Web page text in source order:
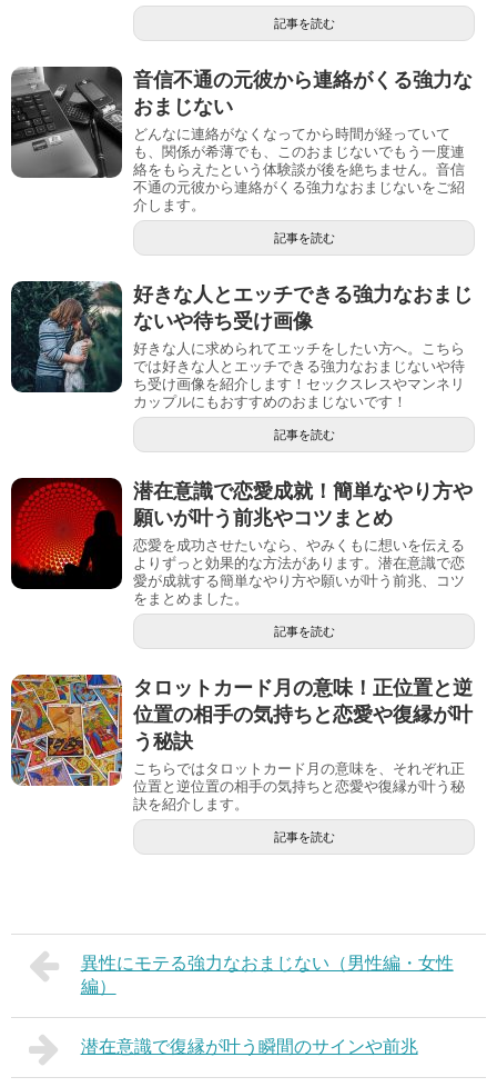
記事を読む
音信不通の元彼から連絡がくる強力な
おまじない
どんなに連絡がなくなってから時間が経っていて
も、関係が希薄でも、このおまじないでもう一度連
絡をもらえたという体験談が後を絶ちません。音信
不通の元彼から連絡がくる強力なおまじないをご紹
介します。
記事を読む
好きな人とエッチできる強力なおまじ
ないや待ち受け画像
好きな人に求められてエッチをしたい方へ。こちら
では好きな人とエッチできる強力なおまじないや待
ち受け画像を紹介します！セックスレスやマンネリ
カップルにもおすすめのおまじないです！
記事を読む
潜在意識で恋愛成就！簡単なやり方や
願いが叶う前兆やコツまとめ
恋愛を成功させたいなら、やみくもに想いを伝える
よりずっと効果的な方法があります。潜在意識で恋
愛が成就する簡単なやり方や願いが叶う前兆、コツ
をまとめました。
記事を読む
タロットカード月の意味！正位置と逆
位置の相手の気持ちと恋愛や復縁が叶
う秘訣
こちらではタロットカード月の意味を、それぞれ正
位置と逆位置の相手の気持ちと恋愛や復縁が叶う秘
訣を紹介します。
記事を読む
異性にモテる強力なおまじない（男性編・女性
編）
潜在意識で復縁が叶う瞬間のサインや前兆